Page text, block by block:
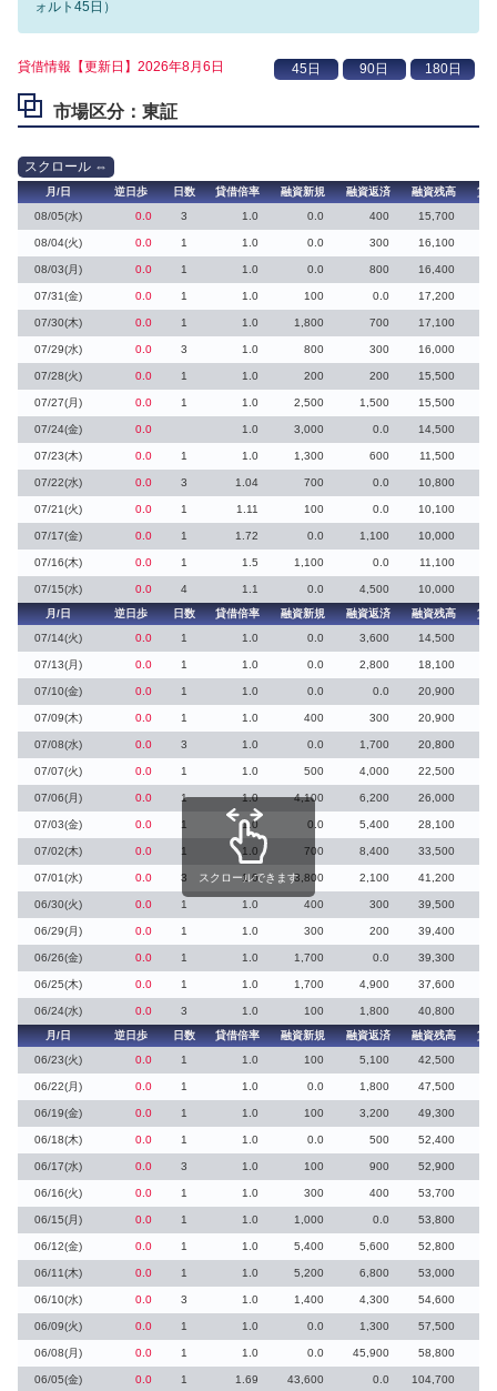
ォルト45日）
貸借情報【更新日】2026年8月6日
市場区分：東証
月/日 逆日歩 日数 貸借倍率 融資新規 融資返済 融資残高
貸
08/05(水)
0.0 3 1.0 0.0 400 15,700
08/04(火) 0.0 1 1.0 0.0 300 16,100
08/03(月) 0.0 1 1.0 0.0 800 16,400
07/31(金) 0.0 1 1.0 100 0.0 17,200
07/30(木) 0.0 1 1.0 1,800 700 17,100
07/29(水) 0.0 3 1.0 800 300 16,000
07/28(火) 0.0 1 1.0 200 200 15,500
07/27(月) 0.0 1 1.0 2,500 1,500 15,500
07/24(金) 0.0 1.0 3,000 0.0 14,500
07/23(木) 0.0 1 1.0 1,300 600 11,500
07/22(水) 0.0 3 1.04 700 0.0 10,800
07/21(火) 0.0 1 1.11 100 0.0 10,100
07/17(金) 0.0 1 1.72 0.0 1,100 10,000
07/16(木) 0.0 1 1.5 1,100 0.0 11,100
07/15(水) 0.0 4 1.1 0.0 4,500
10,000
月/日
逆日歩 日数 貸借倍率 融資新規 融資返済 融資残高
貸
07/14(火)
0.0 1 1.0 0.0 3,600 14,500
07/13(月) 0.0 1 1.0 0.0 2,800 18,100
07/10(金) 0.0 1 1.0 0.0 0.0 20,900
07/09(木) 0.0 1 1.0 400 300 20,900
07/08(水) 0.0 3 1.0 0.0 1,700 20,800
07/07(火) 0.0 1 1.0 500 4,000 22,500
07/06(月) 0.0 1 1.0 4,100 6,200 26,000
07/03(金) 0.0 1 1.0 0.0 5,400 28,100
07/02(木) 0.0 1 1.0 700 8,400 33,500
07/01(水) 0.0 3 1.0 3,800 2,100 41,200
06/30(火) 0.0 1 1.0 400 300 39,500
06/29(月) 0.0 1 1.0 300 200 39,400
06/26(金) 0.0 1 1.0 1,700 0.0 39,300
06/25(木) 0.0 1 1.0 1,700 4,900 37,600
06/24(水) 0.0 3 1.0 100 1,800
40,800
月/日
逆日歩 日数 貸借倍率 融資新規 融資返済 融資残高
貸
06/23(火)
0.0 1 1.0 100 5,100 42,500
06/22(月) 0.0 1 1.0 0.0 1,800 47,500
06/19(金) 0.0 1 1.0 100 3,200 49,300
06/18(木) 0.0 1 1.0 0.0 500 52,400
06/17(水) 0.0 3 1.0 100 900 52,900
06/16(火) 0.0 1 1.0 300 400 53,700
06/15(月) 0.0 1 1.0 1,000 0.0 53,800
06/12(金) 0.0 1 1.0 5,400 5,600 52,800
06/11(木) 0.0 1 1.0 5,200 6,800 53,000
06/10(水) 0.0 3 1.0 1,400 4,300 54,600
06/09(火) 0.0 1 1.0 0.0 1,300 57,500
06/08(月) 0.0 1 1.0 0.0 45,900 58,800
06/05(金) 0.0 1 1.69 43,600 0.0 104,700
スクロールできます